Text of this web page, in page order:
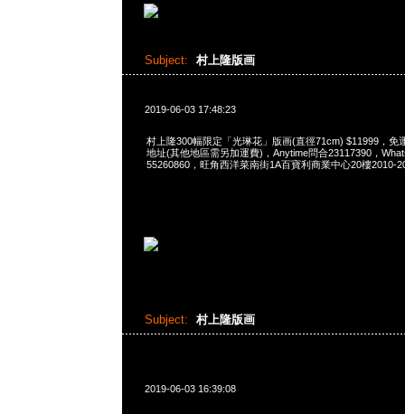
Subject: 村上隆版画
2019-06-03 17:48:23
村上隆300幅限定「光琳花」版画(直徑71cm) $11999，免
地址(其他地區需另加運費)，Anytime問合23117390，
55260860，旺角西洋菜南街1A百寶利商業中心20樓2010-
Subject: 村上隆版画
2019-06-03 16:39:08